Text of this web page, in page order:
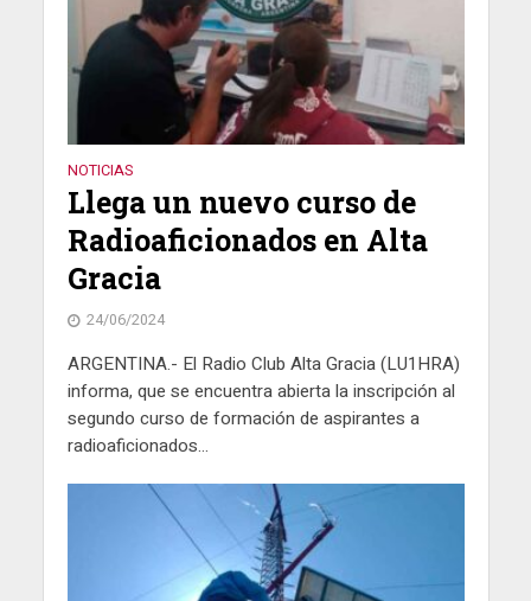
NOTICIAS
Llega un nuevo curso de
Radioaficionados en Alta
Gracia
24/06/2024
ARGENTINA.- El Radio Club Alta Gracia (LU1HRA)
informa, que se encuentra abierta la inscripción al
segundo curso de formación de aspirantes a
radioaficionados...